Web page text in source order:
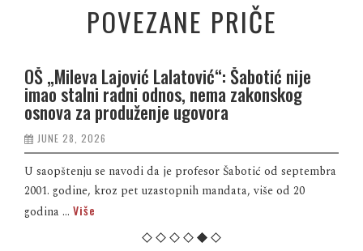
POVEZANE PRIČE
OŠ „Mileva Lajović Lalatović“: Šabotić nije
imao stalni radni odnos, nema zakonskog
osnova za produženje ugovora
JUNE 28, 2026
U saopštenju se navodi da je profesor Šabotić od septembra
2001. godine, kroz pet uzastopnih mandata, više od 20
godina ... Više